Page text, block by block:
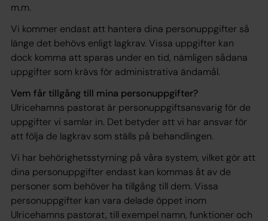
m.m.
Vi kommer endast att hantera dina personuppgifter så
länge det behövs enligt lagkrav. Vissa uppgifter kan
dock komma att sparas under en tid, nämligen sådana
uppgifter som krävs för administrativa ändamål.
Vem får tillgång till mina personuppgifter?
Ulricehamns pastorat är personuppgiftsansvarig för de
uppgifter vi samlar in. Det betyder att vi har ansvar för
att följa de lagkrav som ställs på behandlingen.
Vi har behörighetsstyrning på våra system, vilket gör att
dina personuppgifter endast kan kommas åt av de
personer som behöver ha tillgång till dem. Vissa
personuppgifter kan vara delade öppet inom
Ulricehamns pastorat, till exempel namn, funktioner och